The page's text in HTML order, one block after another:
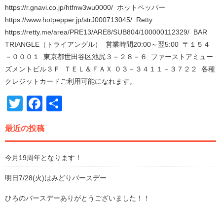
https://r.gnavi.co.jp/htfnw3wu0000/ ホットペッパー
https://www.hotpepper.jp/strJ000713045/ Retty
https://retty.me/area/PRE13/ARE8/SUB804/100000112329/ BAR
TRIANGLE（トライアングル） 営業時間20:00～翌5:00 〒１５４
－０００１ 東京都世田谷区池尻３－２８－６ ファーストアミュー
ズメントビル３Ｆ ＴＥＬ＆ＦＡＸ ０３－３４１１－３７２２ 各種
クレジットカードご利用可能になれます。
TwitterFacebook
最近の投稿
今月19周年となります！
明日7/28(火)はみどりバースデー
ひろのバースデーありがとうございました！！